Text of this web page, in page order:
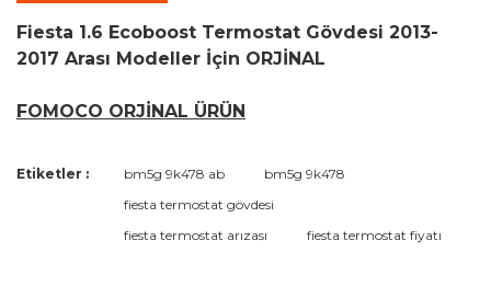
Fiesta 1.6 Ecoboost Termostat Gövdesi 2013-
2017 Arası Modeller İçin ORJİNAL
FOMOCO ORJİNAL ÜRÜN
Bu ürüne ilk yorumu siz yapın!
Bu ürünün fiyat bilgisi, resim, ürün açıklamalarında ve diğer
kullanarak tarafımıza iletebilirsiniz.
Görüş ve önerileriniz için teşekkür ederiz.
Etiketler : bm5g 9k478 ab
bm5g 9k478
fiesta termostat gövdesi
fiesta termostat arızası
fiesta termostat fiyatı